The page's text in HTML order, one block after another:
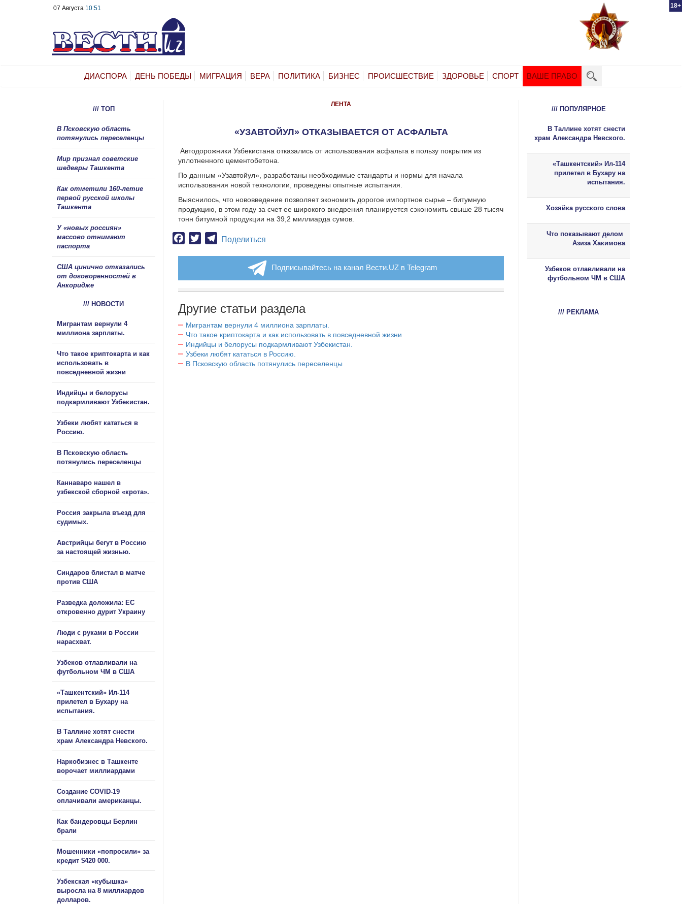
18+
07 Августа 10:51
ДИАСПОРА ДЕНЬ ПОБЕДЫ МИГРАЦИЯ ВЕРА ПОЛИТИКА БИЗНЕС ПРОИСШЕСТВИЕ ЗДОРОВЬЕ СПОРТ ВАШЕ ПРАВО
ЛЕНТА
«УЗАВТОЙУЛ» ОТКАЗЫВАЕТСЯ ОТ АСФАЛЬТА
Автодорожники Узбекистана отказались от использования асфальта в пользу покрытия из
уплотненного цементобетона.
По данным «Узавтойул», разработаны необходимые стандарты и нормы для начала
использования новой технологии, проведены опытные испытания.
Выяснилось, что нововведение позволяет экономить дорогое импортное сырье – битумную
продукцию, в этом году за счет ее широкого внедрения планируется сэкономить свыше 28 тысяч
тонн битумной продукции на 39,2 миллиарда сумов.
Facebook
TwitterTelegram
Поделиться
Подписывайтесь на канал Вести.UZ в Telegram
Другие статьи раздела
Мигрантам вернули 4 миллиона зарплаты.
Что такое криптокарта и как использовать в повседневной жизни
Индийцы и белорусы подкармливают Узбекистан.
Узбеки любят кататься в Россию.
В Псковскую область потянулись переселенцы
/// ТОП
В Псковскую область
потянулись переселенцы
Мир признал советские
шедевры Ташкента
Как отметили 160-летие
первой русской школы
Ташкента
У «новых россиян»
массово отнимают
паспорта
США цинично отказались
от договоренностей в
Анкоридже
/// НОВОСТИ
Мигрантам вернули 4
миллиона зарплаты.
Что такое криптокарта и как
использовать в
повседневной жизни
Индийцы и белорусы
подкармливают Узбекистан.
Узбеки любят кататься в
Россию.
В Псковскую область
потянулись переселенцы
Каннаваро нашел в
узбекской сборной «крота».
Россия закрыла въезд для
судимых.
Австрийцы бегут в Россию
за настоящей жизнью.
Синдаров блистал в матче
против США
Разведка доложила: ЕС
откровенно дурит Украину
Люди с руками в России
нарасхват.
Узбеков отлавливали на
футбольном ЧМ в США
«Ташкентский» Ил-114
прилетел в Бухару на
испытания.
В Таллине хотят снести
храм Александра Невского.
Наркобизнес в Ташкенте
ворочает миллиардами
Создание COVID-19
оплачивали американцы.
Как бандеровцы Берлин
брали
Мошенники «попросили» за
кредит $420 000.
Узбекская «кубышка»
выросла на 8 миллиардов
долларов.
/// ПОПУЛЯРНОЕ
В Таллине хотят снести
храм Александра Невского.
«Ташкентский» Ил-114
прилетел в Бухару на
испытания.
Хозяйка русского слова
Что показывают делом
Азиза Хакимова
Узбеков отлавливали на
футбольном ЧМ в США
/// РЕКЛАМА